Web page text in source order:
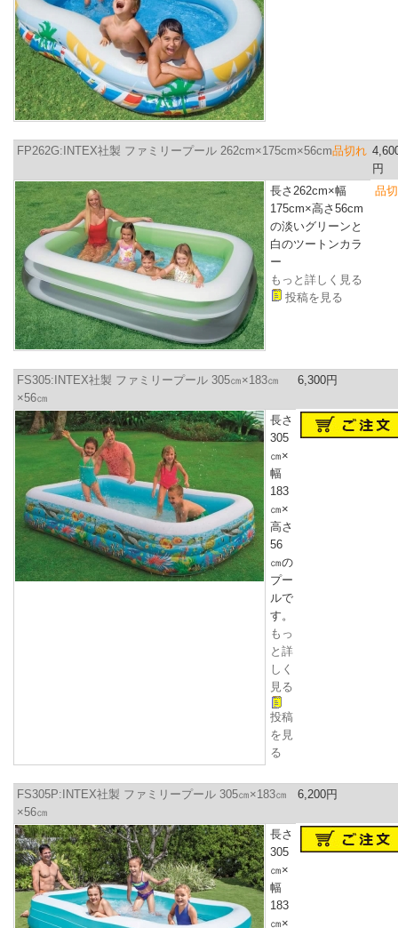
FP262G:INTEX社製 ファミリープール 262cm×175cm×56cm品切れ
円
長さ262cm×幅
175cm×高さ56cm
の淡いグリーンと
白のツートンカラ
ー
もっと詳しく見る
投稿を見る
品
FS305:INTEX社製 ファミリープール 305㎝×183㎝
×56㎝
6,300円
長さ
305
㎝×
幅
183
㎝×
高さ
56
㎝の
プー
ルで
す。
もっ
と詳
しく
見る
投稿
を見
る
FS305P:INTEX社製 ファミリープール 305㎝×183㎝
×56㎝
6,200円
長さ
305
㎝×
幅
183
㎝×